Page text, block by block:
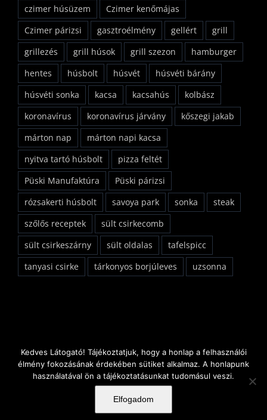
czimer húsüzem
Czimer kenőmájas
Czimer párizsi
gasztroélmény gellért
grill
grillezés
grill húsok grill szezon
hamburger
hentes
húsbolt húsvét
húsvéti bárány
húsvéti sonka
kacsa kacsahús
kolbász
koronavírus
koronavírus járvány
kőszegi jakab
márton nap
márton napi kacsa
nyitva tartó húsbolt
pizza feltét
Püski Manufaktúra
Püski párizsi
rózsakerti húsbolt
savoya park sonka
steak
szőlős receptek
sült csirkecomb
sült csirkeszárny
sült oldalas
tafelspicc
tanyasi csirke
tárkonyos borjúleves uzsonna
Copyright Rózsakerti Húsbolt Kft. | All Rights Reserved |
Powered byPixel Data
Facebook
InstagramYouTube
Kedves Látogató! Tájékoztatjuk, hogy a honlap a felhasználói
élmény fokozásának érdekében sütiket alkalmaz. A honlapunk
használatával ön a tájékoztatásunkat tudomásul veszi.
Elfogadom